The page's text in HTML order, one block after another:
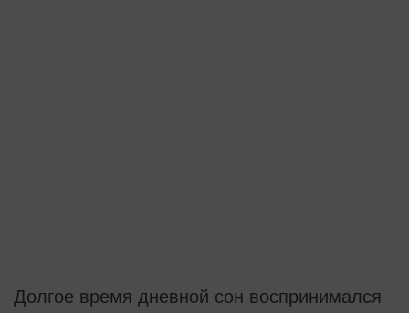
Долгое время дневной сон воспринимался